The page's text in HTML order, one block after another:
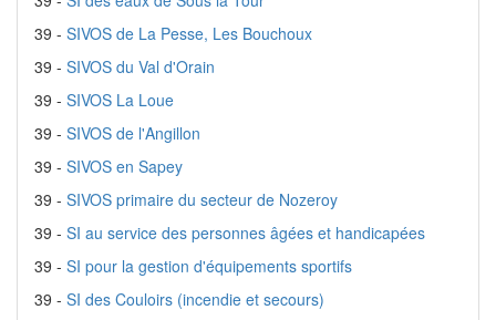
39 - SIVOS de La Pesse, Les Bouchoux
39 - SIVOS du Val d'Orain
39 - SIVOS La Loue
39 - SIVOS de l'Angillon
39 - SIVOS en Sapey
39 - SIVOS primaire du secteur de Nozeroy
39 - SI au service des personnes âgées et handicapées
39 - SI pour la gestion d'équipements sportifs
39 - SI des Couloirs (incendie et secours)